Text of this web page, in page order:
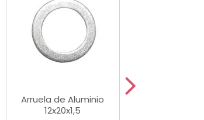
Arruela de Aluminio
12x20x1,5